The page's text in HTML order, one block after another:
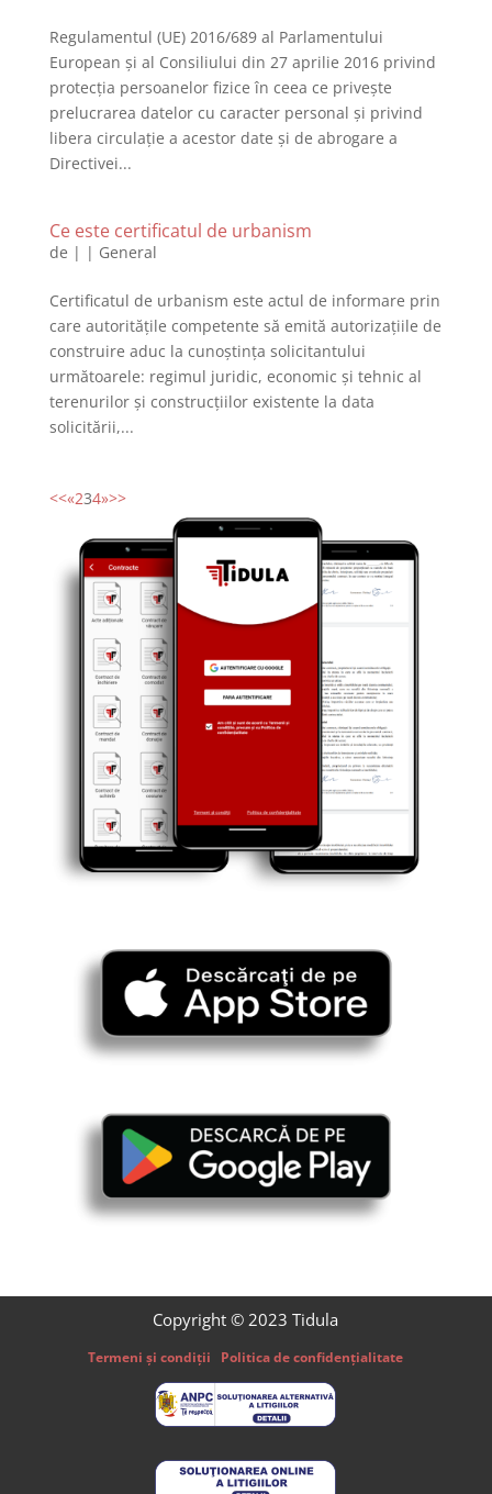
Regulamentul (UE) 2016/689 al Parlamentului
European și al Consiliului din 27 aprilie 2016 privind
protecția persoanelor fizice în ceea ce privește
prelucrarea datelor cu caracter personal și privind
libera circulație a acestor date și de abrogare a
Directivei...
Ce este certificatul de urbanism
de | | General
Certificatul de urbanism este actul de informare prin
care autoritățile competente să emită autorizațiile de
construire aduc la cunoștința solicitantului
următoarele: regimul juridic, economic și tehnic al
terenurilor și construcțiilor existente la data
solicitării,...
<<«234»>>
Copyright © 2023 Tidula
Termeni și condiții Politica de confidențialitate